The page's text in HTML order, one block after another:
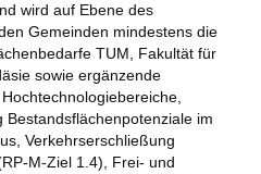
wird auf Ebene des
Gemeinden mindestens die
TUM, Fakultät für
sowie ergänzende
im
Verkehrserschließung
M-Ziel 1.4), Frei- und